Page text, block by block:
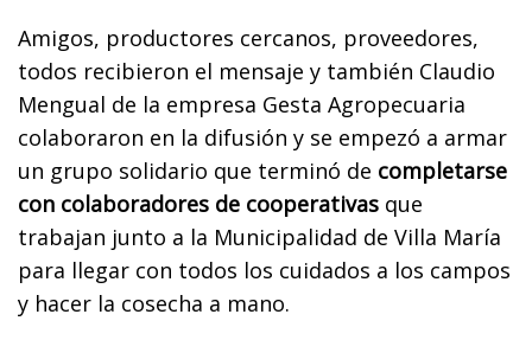
Amigos, productores cercanos, proveedores,
todos recibieron el mensaje y también Claudio
Mengual de la empresa Gesta Agropecuaria
colaboraron en la difusión y se empezó a armar
un grupo solidario que terminó de completarse
con colaboradores de cooperativas que
trabajan junto a la Municipalidad de Villa María
para llegar con todos los cuidados a los campos
y hacer la cosecha a mano.